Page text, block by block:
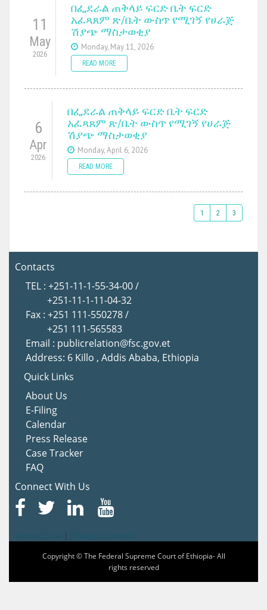
11
May
2026
በፌደራል ጠቅላይ ፍርድ ቤት ፍርድ
አፈጻጸም ጽ/ቤት ውስጥ የሚገኝ የሀራጅ
ሽያጭ ማስታወቂያ
Monday, May 11, 2026
READ MORE
6
Apr
2026
በፌደራል ጠቅላይ ፍርድ ቤት ፍርድ
አፈጻጸም ጽ/ቤት ውስጥ የሚገኝ የሀራጅ
ሽያጭ ማስታወቂያ
Monday, April 6, 2026
READ MORE
1 2 3
Contacts
TEL : +251-11-1-55-34-00 /
+251-11-1-11-04-32
Fax : +251 111-550278 /
+251 111-565583
Email : publicrelation@fsc.gov.et
Address: 6 Killo , Addis Ababa, Ethiopia
Quick Links
About Us
E-Filing
Calendar
Press Release
Case Tracker
FAQ
Connect With Us
|
Copyright © The Federal Supreme Court of Ethiopia- All
rights reserved